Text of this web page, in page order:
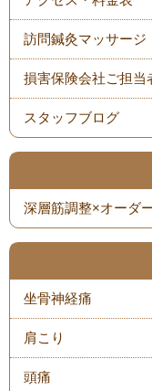
スタッフブログ
坐骨神経痛
肩こり
頭痛